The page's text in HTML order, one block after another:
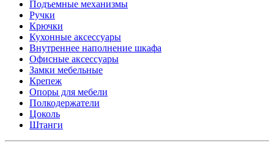
Подъемные механизмы
Ручки
Крючки
Кухонные аксессуары
Внутреннее наполнение шкафа
Офисные аксессуары
Замки мебельные
Крепеж
Опоры для мебели
Полкодержатели
Цоколь
Штанги